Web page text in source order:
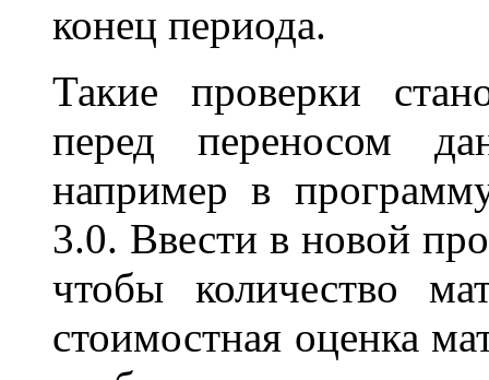
конец периода.
Такие проверки
перед переносом
например в
3.0. Ввести в новой
чтобы количество
стоимостная оценка